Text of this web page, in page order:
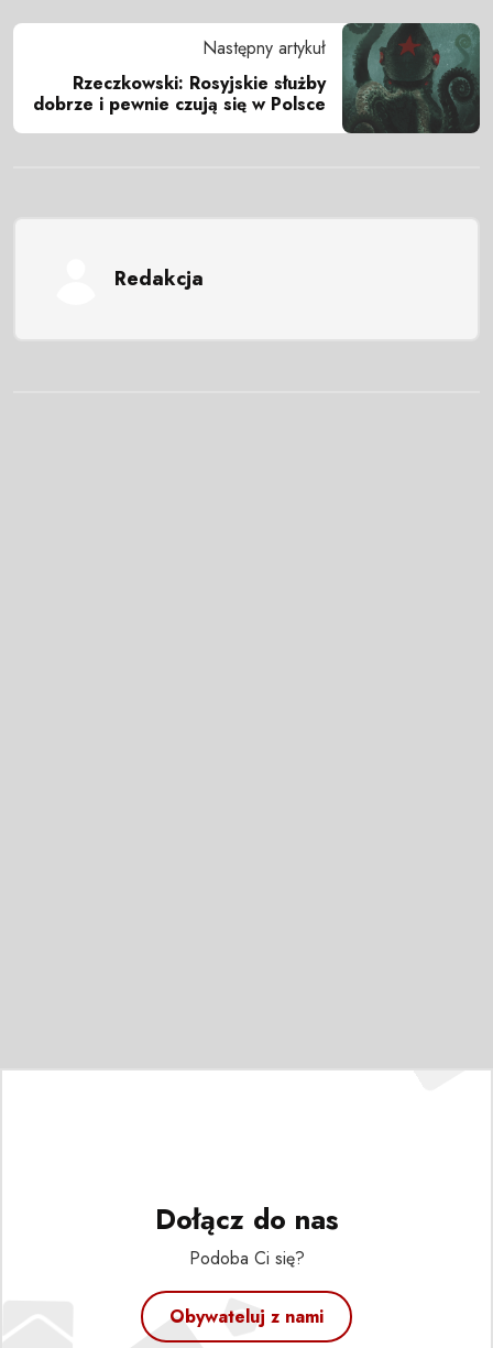
Następny artykuł
Rzeczkowski: Rosyjskie służby
dobrze i pewnie czują się w Polsce
Redakcja
Dołącz do nas
Podoba Ci się?
Obywateluj z nami